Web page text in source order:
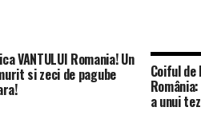
Romania! Un
si zeci de pagube Coiful
a unui